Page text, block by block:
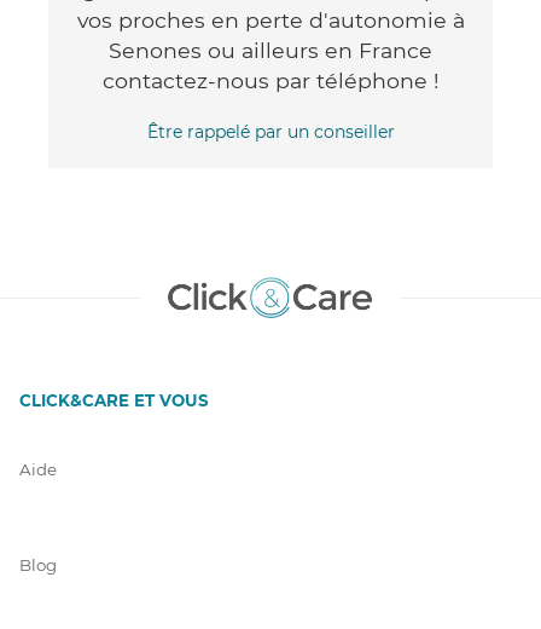
vos proches en perte d'autonomie à
Senones ou ailleurs en France
contactez-nous par téléphone !
Être rappelé par un conseiller
CLICK&CARE ET VOUS
Aide
Blog